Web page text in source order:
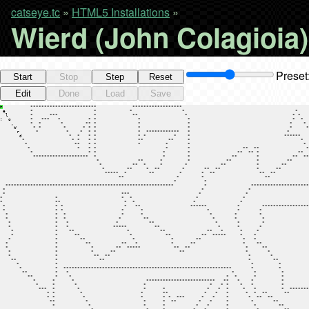
catseye.tc » HTML5 Installations »
Wierd (John Colagioia)
Start Stop Step Reset
Edit Done Load Save
H
************************             ******************                                                 **********
 e         *                      *            *                  *                                        *       *        *
  l        *      ***             *             **                 *                                      * *      *        *
!  o       *   ***   *          * *               *                 *                                     *  *     *        *
    ,      *  *       *        ** *               *                 *                                    *    *    *      * *
     W      * *        *      * * *               *                 *                                    *     *   *     ** *
      r      *          *    *  * *               *  ************   *                                   *       *  *    * * *
       d                 *  *   * *               * *          *    *                                  ******    *  *  *  * *
        *                 * *   * *               **         **     *                                        *    *  * *  * *
         *                 **   * *               *         *       *                                         *    *  ** *  *
          *                 *   * *                         *       *                   **  **                 *    *  * *  *
           *                    * *                        *        *                 **  ** *              **  *    *   *  *
            ********************  *                        *        *               **       *            **  ****    ***   *
                                   *              **      *         *             **         *          **                  *
                                    *           **  *     *        *            **           *        **                    *
                                     *        **     *  **        *       **  **             *      **                     * 
                                      *****  *        **         *       *  **                **  **                      *  
                                           **                   *        *                      **                       *   
                                                               *          *                                             *    
  *************************************************************           *                *****************************     
 *                                                                       *                *                                  
 *                                          ***                         *                *                                   
*                   *                       *  *                       *                *                                    
*                   **                       *  *                     *                *                                     
 *                  * *                      *   **                  ******           *        *********************         
 *                  * *                     *      *                       *          *       *                     *        
  *                 *  *                    *      *                        *        *        *                      *       
  *                 *  *                   *        **                       *       *         *                      *      
   *                *   *                 *           **                      *       *        *                       *     
   *                *   *                *****          **                     *      *       *                         *    
    *               *    **                   *           **               **   *      *     *                           *   
    *               *      **                  *            **           **  *****     *    *                            *   
   *                *        **                 *             *        **               *   *                            *   
  *                 *          **           **   *            *      **                 *    **                          *   
  *                 *            *        **  *****            **  **                    *     **                        *   
   *                *            *      **                       **                      *       *                       *   
   *                *             **  **                                                  *       *                      *   
    **              *               **                                                    *        **                    *   
      *             *                                                                      *         *                   *   
       *            *  *************************************************************       *         *                   *   
        **          *   *                                                           *       *         *                  *   
          **        *    *                                                        *  *      *         *                  *   
            *      *      *                          *************************   **   *    *          *                  *   
             *     *       *                        *                       *   * *    *   *          *                  *   
              ***  *        *                       *      *               *   *  *     *   *         *  **************  *   
                 * *         *                     *       **             *   *   *      *  *  **      **             *  *   
                 * *          *                    *       * *  ***      *   *    *       *  **  **             *******  *   
                  **           *                    *      *  **        *   *     *        *       **            *       *   
                   *            *                   *      *           *   *      *         *        **           *      *   
                                 *                   *     *          *   *       *          *         **          *     *   
                                  *                  *     *         *   *        *           *          **        *     *   
                                   *                  *    *        *   *  *      *            *           **      *     *   
                                    *                 *    *        *  *   **     *             *            **    *     *   
                                     *                 *   *        *  *  *  *    *              *             *   *     *   
                                      *                *   *        *  * *   *    *               *            *   *     *   
                                       *                *  *        *  **    *    *                *            *  *     *   
                                        *               *  *        *  *     *    *                *             * *     *   
                                         *             *   *        *        *    *                *              **    *    
                                          *           *   *          *       *    *                *               *   *     
                                           *         *   *            *     *     *                *                  *      
                                            *       *   *              *****      *                *                 *       
                                             *      *  *                          *                *                *        
                                              *     * *                           *                *               *         
                                               *    **                           *                 *              *          
                                                *   *                           *                 *               *          
                                                 *                             *                 *                *          
                                                  *****************************                 *                  *         
                                                                                               *                   *         
***********************************************************************************************                     *        
*                                                                                                                   *        
*